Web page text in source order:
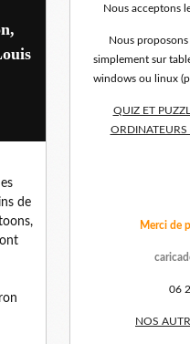
de
Nous acceptons
Nous
simplement sur
windows ou linux
QUIZ ET
ORDINATEURS
Merci de
06
NOS